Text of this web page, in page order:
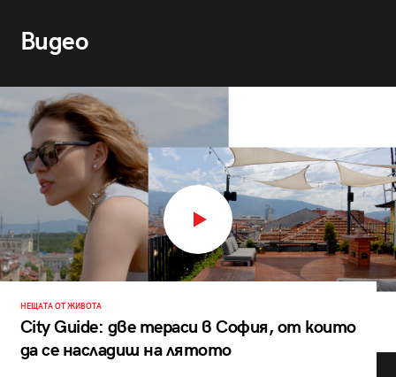
Видео
НЕЩАТА ОТ ЖИВОТА
City Guide: две тераси в София, от които
да се насладиш на лятото